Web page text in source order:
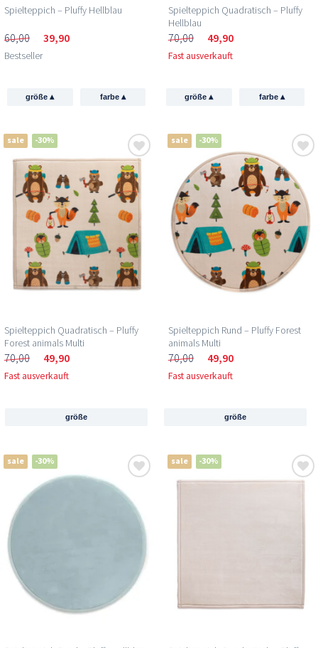
Spielteppich – Pluffy Hellblau
60,00 39,90
Bestseller
größe▴ farbe ▴
Spielteppich Quadratisch – Pluffy
Hellblau
70,00 49,90
Fast ausverkauft
größe▴ farbe ▴
sale -30%
Spielteppich Quadratisch – Pluffy
Forest animals Multi
70,00 49,90
Fast ausverkauft
größe
sale -30%
Spielteppich Rund – Pluffy Forest
animals Multi
70,00 49,90
Fast ausverkauft
größe
sale -30% sale -30%